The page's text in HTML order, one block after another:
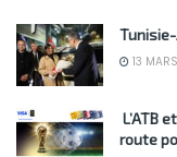
13
L’ATB
route